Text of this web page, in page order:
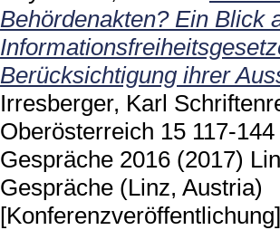
Behördenakten? Ein Blick
Berücksichtigung ihrer
Irresberger, Karl
Oberösterreich 15 117-144
Gespräche 2016 (2017)
Gespräche (Linz, Austria)
[Konferenzveröffentlichung]